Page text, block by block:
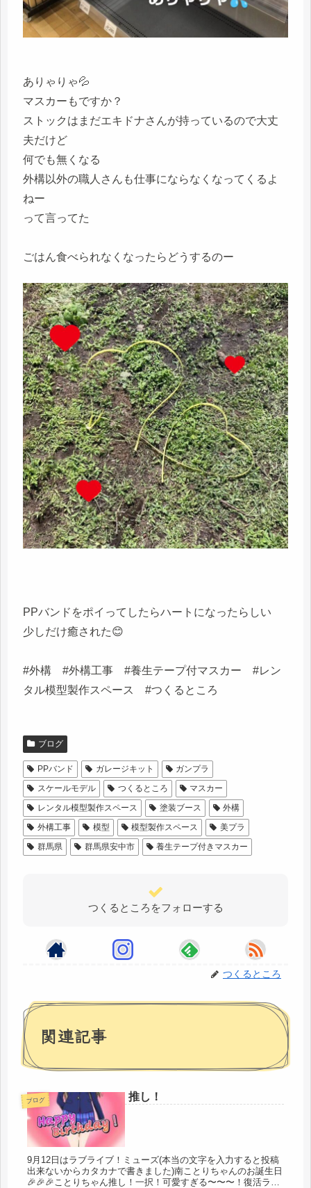
ありゃりゃ💦
マスカーもですか？
ストックはまだエキドナさんが持っているので大丈
夫だけど
何でも無くなる
外構以外の職人さんも仕事にならなくなってくるよ
ねー
って言ってた
ごはん食べられなくなったらどうするのー
PPバンドをポイってしたらハートになったらしい
少しだけ癒された😊
#外構 #外構工事 #養生テープ付マスカー #レン
タル模型製作スペース #つくるところ
ブログ
PPバンド ガレージキット
ガンプラ
スケールモデル
つくるところ
マスカー
レンタル模型製作スペース
塗装ブース
外構
外構工事
模型 模型製作スペース
美プラ
群馬県
群馬県安中市 養生テープ付きマスカー
つくるところをフォローする
つくるところ
関連記事
ブログ 推し！
9月12日はラブライブ！ミューズ(本当の文字を入力すると投稿
出来ないからカタカナで書きました)南ことりちゃんのお誕生日
🎉🎉🎉ことりちゃん推し！一択！可愛すぎる〜〜〜！復活ライ